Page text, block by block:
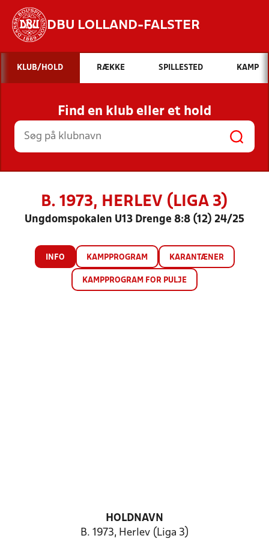
DBU LOLLAND-FALSTER
Hvad vil du søge efter?
INDHOLD OG NYHEDER
STILLINGER, RESULTATER, KLUBBER OG
HOLD
KLUB/HOLD RÆKKE SPILLESTED KAMP
Find en klub eller et hold
B. 1973, HERLEV (LIGA 3)
Ungdomspokalen U13 Drenge 8:8 (12) 24/25
INFO KAMPPROGRAM KARANTÆNER
KAMPPROGRAM FOR PULJE
HOLDNAVN
B. 1973, Herlev (Liga 3)